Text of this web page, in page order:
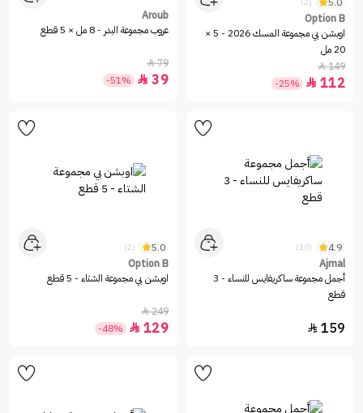
Option B
اوبشن بي مجموعة المسك 2026 - 5 ×
20 مل
149

112

-25%
Aroub
عروب مجموعة البدر - 8 مل × 5 قطع
79

39

-51%
4.9
(10)
Ajmal
أجمل مجموعة ساكريفايس للنساء - 3
قطع
159

5.0
(2)
Option B
اوبشن بي مجموعة الشتاء - 5 قطع
249

129

-48%